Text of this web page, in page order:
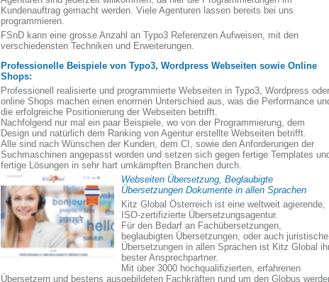
Kundenauftrag gemacht werden. Viele Agenturen lassen bereits bei uns
programmieren.
FSnD kann eine grosse Anzahl an Typo3 Referenzen Aufweisen, mit den
verschiedensten Techniken und Erweiterungen.
Professionelle Beispiele von Typo3, Wordpress Webseiten sowie Online
Shops:
Professionell realisierte und programmierte Webseiten in Typo3, Wordpress oder
online Shops machen einen enormen Unterschied aus, was die Performance
die erfolgreiche Positionierung der Webseiten betrifft.
Nachfolgend nur mal ein paar Beispiele, wo von der Programmierung, dem
Design und natürlich dem Ranking von Agentur erstellte Webseiten betrifft.
Alle sind nach Wünschen der Kunden, dem CI, sowie den Anforderungen der
Suchmaschinen angepasst worden und setzen sich gegen fertige Templates
fertige Lösungen in sehr hart umkämpften Branchen durch.
Webseiten Übersetzung, Beglaubigte
Übersetzungen Dokumente in allen Sprachen
Kitz Global Österreich ist eine weltweit agierende,
ISO-zertifizierte Übersetzungsagentur.
Für den Bedarf an Fachübersetzungen,
beglaubigten Übersetzungen, oder auch
Übersetzungen in allen Sprachen ist Kitz Global
bester Ansprechpartner.
Mit über 3000 hochqualifizierten, erfahrenen
Übersetzern und bestens ausgebildeten Fachkräften rund um den Globus